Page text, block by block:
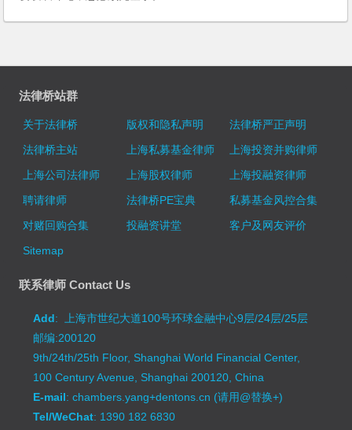
法律桥站群
关于法律桥 版权和隐私声明
法律桥严正声明
法律桥主站
上海私募基金律师
上海投资并购律师
上海公司法律师
上海股权律师
上海投融资律师
聘请律师
法律桥PE宝典
私募基金风控合集
对赌回购合集
投融资讲堂
客户及网友评价
Sitemap
联系律师 Contact Us
Add: 上海市世纪大道100号环球金融中心9层/24层/25层
邮编:200120
9th/24th/25th Floor, Shanghai World Financial Center,
100 Century Avenue, Shanghai 200120, China
E-mail: chambers.yang+dentons.cn (请用@替换+)
Tel/WeChat: 1390 182 6830